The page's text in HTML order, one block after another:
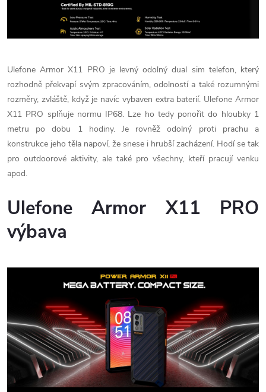
Ulefone Armor X11 PRO je levný odolný dual sim telefon, který
rozhodně překvapí svým zpracováním, odolností a také rozumnými
rozměry, zvláště, když je navíc vybaven extra baterií. Ulefone Armor
X11 PRO splňuje normu IP68. Lze ho tedy ponořit do hloubky 1
metru po dobu 1 hodiny. Je rovněž odolný proti prachu a
konstrukce jeho těla napoví, že snese i hrubší zacházení. Hodí se tak
pro outdoorové aktivity, ale také pro všechny, kteří pracují venku
apod.
Ulefone Armor X11 PRO
výbava